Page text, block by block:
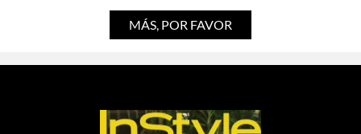
MÁS, POR FAVOR